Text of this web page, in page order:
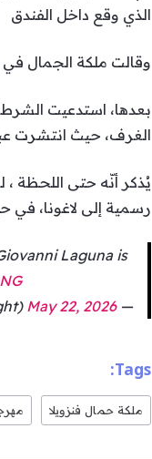
الذي وقع داخل الفندق
وقالت ملكة الجمال في
بعدها، استدعيت
الغرف، حيث انتشرت
يُذكر أنّه حتى اللحظة
رسمية إلى لاغونا، في
Laguna is
— OGGY Janata Party (@World_X_Sight)
May 22, 2026
Tags:
ملكة حمال فنزويلا